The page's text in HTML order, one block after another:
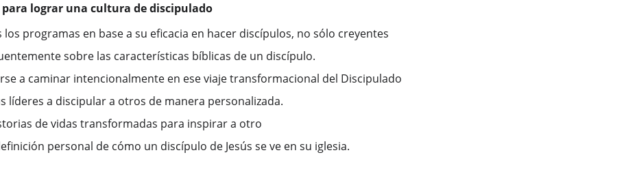
para lograr una cultura de discipulado
los programas en base a su eficacia en hacer discípulos, no sólo creyentes
sobre las características bíblicas de un discípulo.
a caminar intencionalmente en ese viaje transformacional del Discipulado
líderes a discipular a otros de manera personalizada.
de vidas transformadas para inspirar a otro
personal de cómo un discípulo de Jesús se ve en su iglesia.